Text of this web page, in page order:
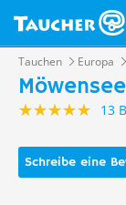
Tauchen Europa
13
Schreibe eine